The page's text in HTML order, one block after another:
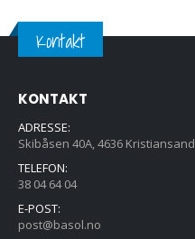
Kontakt
KONTAKT
ADRESSE:
Skibåsen 40A, 4636 Kristiansand
TELEFON:
38 04 64 04
E-POST:
post@basol.no